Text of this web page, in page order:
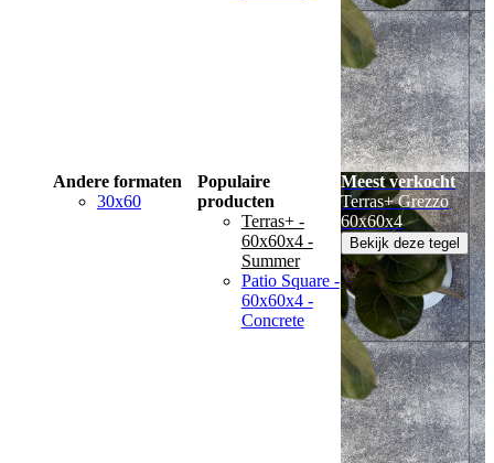
Andere formaten
30x60
Populaire
producten
Terras+ -
60x60x4 -
Summer
Patio Square -
60x60x4 -
Concrete
Meest verkocht
Terras+ Grezzo
60x60x4
Bekijk deze tegel